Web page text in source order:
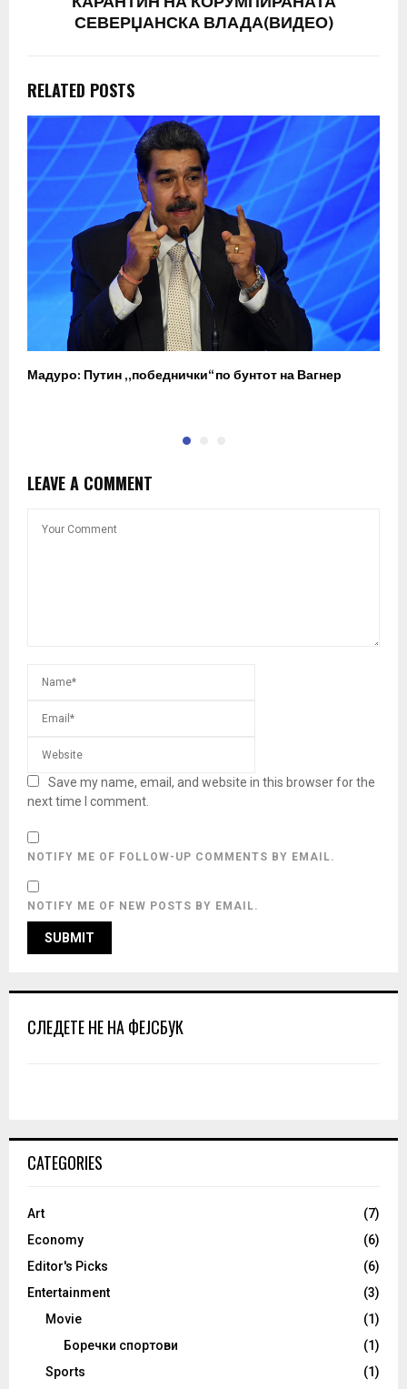
СЕВЕРЏАНСКА ВЛАДА(ВИДЕО)
RELATED POSTS
Мадуро: Путин „победнички“ по бунтот на Вагнер
LEAVE A COMMENT
Save my name, email, and website in this browser for the
next time I comment.
NOTIFY ME OF FOLLOW-UP COMMENTS BY EMAIL.
NOTIFY ME OF NEW POSTS BY EMAIL.
СЛЕДЕТЕ НЕ НА ФЕЈСБУК
CATEGORIES
Art
(7)
Economy
(6)
Editor's Picks
(6)
Entertainment
(3)
Movie
(1)
Боречки спортови
(1)
Sports
(1)